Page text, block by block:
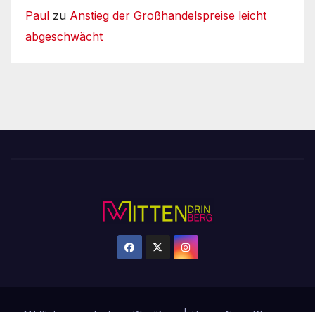
Paul zu Anstieg der Großhandelspreise leicht
abgeschwächt